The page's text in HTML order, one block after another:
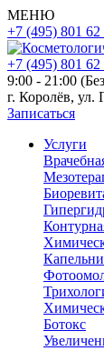
МЕНЮ
+7 (495) 801 62
+7 (495) 801 62
9:00 - 21:00
г. Королёв, ул.
Записаться
Услуги
Ботокс